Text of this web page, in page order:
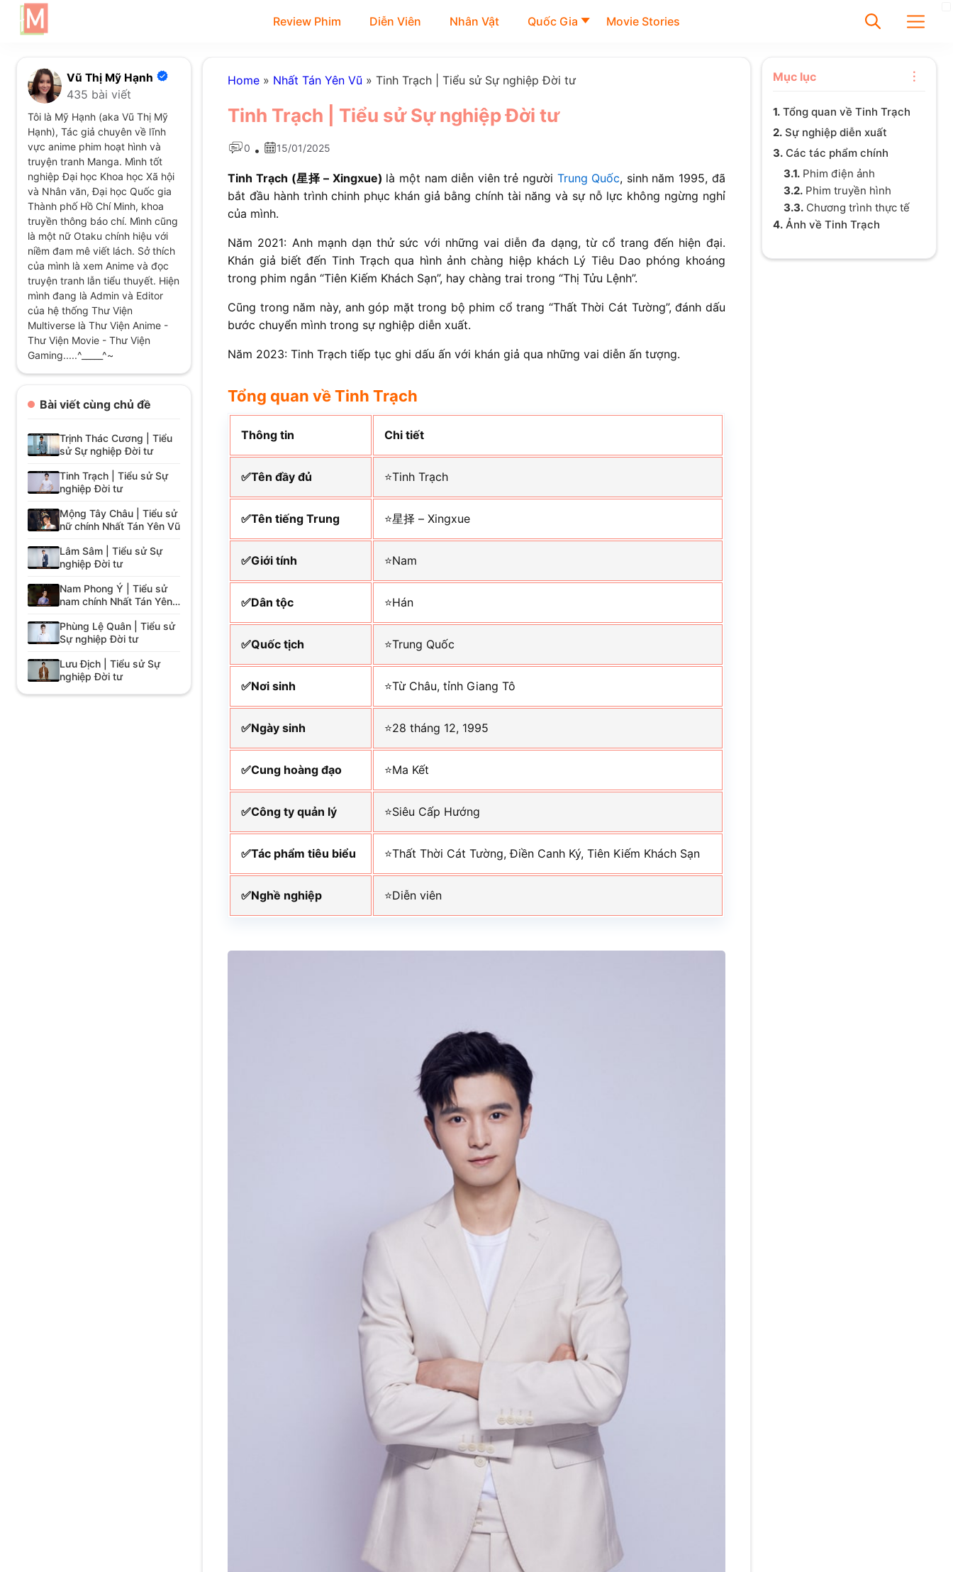
Review Phim Diễn Viên Nhân Vật Quốc Gia Movie Stories
Chưa có bài viết được tìm
thấy
Vũ Thị Mỹ Hạnh
435 bài viết
Tôi là Mỹ Hạnh (aka Vũ Thị Mỹ
Hạnh), Tác giả chuyên về lĩnh
vực anime phim hoạt hình và
truyện tranh Manga. Mình tốt
nghiệp Đại học Khoa học Xã hội
và Nhân văn, Đại học Quốc gia
Thành phố Hồ Chí Minh, khoa
truyền thông báo chí. Mình cũng
là một nữ Otaku chính hiệu với
niềm đam mê viết lách. Sở thích
của mình là xem Anime và đọc
truyện tranh lẫn tiểu thuyết. Hiện
mình đang là Admin và Editor
của hệ thống Thư Viện
Multiverse là Thư Viện Anime -
Thư Viện Movie - Thư Viện
Gaming.....^_____^~
Bài viết cùng chủ đề
Trịnh Thác Cương | Tiểu
sử Sự nghiệp Đời tư
Tinh Trạch | Tiểu sử Sự
nghiệp Đời tư
Mộng Tây Châu | Tiểu sử
nữ chính Nhất Tán Yên Vũ
Lâm Sâm | Tiểu sử Sự
nghiệp Đời tư
Nam Phong Ý | Tiểu sử
nam chính Nhất Tán Yên
Phùng Lệ Quân | Tiểu sử
Sự nghiệp Đời tư
Lưu Địch | Tiểu sử Sự
nghiệp Đời tư
Home » Nhất Tán Yên Vũ »Tinh Trạch | Tiểu sử Sự nghiệp Đời tư
Tinh Trạch | Tiểu sử Sự nghiệp Đời tư
0 • 15/01/2025
Tinh Trạch (星择 – Xingxue) là một nam diễn viên trẻ người Trung Quốc, sinh năm 1995, đã
bắt đầu hành trình chinh phục khán giả bằng chính tài năng và sự nỗ lực không ngừng nghỉ
của mình.
Năm 2021: Anh mạnh dạn thử sức với những vai diễn đa dạng, từ cổ trang đến hiện đại.
Khán giả biết đến Tinh Trạch qua hình ảnh chàng hiệp khách Lý Tiêu Dao phóng khoáng
trong phim ngắn “Tiên Kiếm Khách Sạn”, hay chàng trai trong “Thị Tửu Lệnh”.
Cũng trong năm này, anh góp mặt trong bộ phim cổ trang “Thất Thời Cát Tường”, đánh dấu
bước chuyển mình trong sự nghiệp diễn xuất.
Năm 2023: Tinh Trạch tiếp tục ghi dấu ấn với khán giả qua những vai diễn ấn tượng.
Tổng quan về Tinh Trạch
Thông tin Chi tiết
✅Tên đầy đủ ⭐Tinh Trạch
✅Tên tiếng Trung ⭐星择 – Xingxue
✅Giới tính ⭐Nam
✅Dân tộc ⭐Hán
✅Quốc tịch ⭐Trung Quốc
✅Nơi sinh ⭐Từ Châu, tỉnh Giang Tô
✅Ngày sinh ⭐28 tháng 12, 1995
✅Cung hoàng đạo ⭐Ma Kết
✅Công ty quản lý ⭐Siêu Cấp Hướng
✅Tác phẩm tiêu biểu ⭐Thất Thời Cát Tường, Điền Canh Ký, Tiên Kiếm Khách Sạn
✅Nghề nghiệp ⭐Diễn viên
Mục lục
1.Tổng quan về Tinh Trạch
2.Sự nghiệp diễn xuất
3.Các tác phẩm chính
3.1.Phim điện ảnh
3.2.Phim truyền hình
3.3.Chương trình thực tế
4.Ảnh về Tinh Trạch